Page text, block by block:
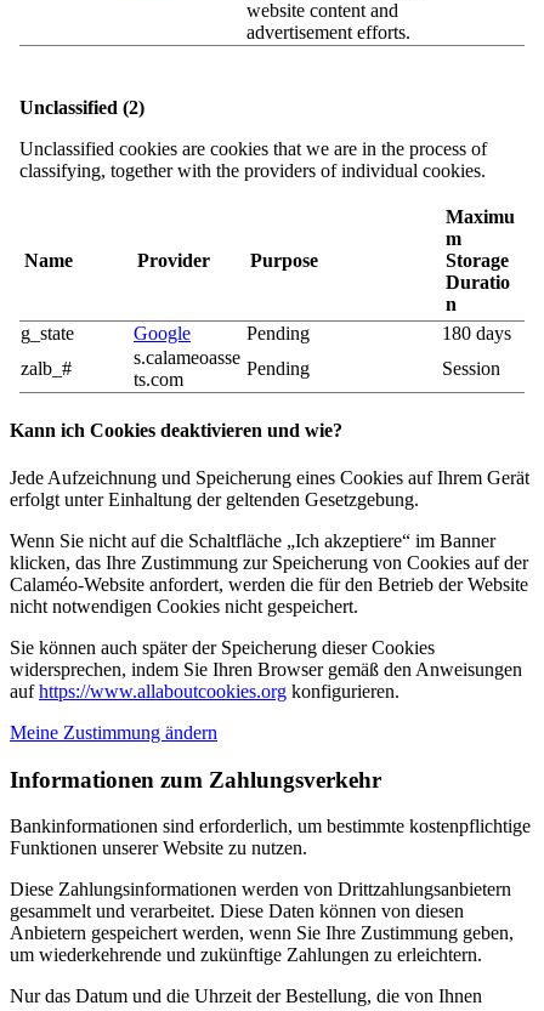
website content and
advertisement efforts.
Unclassified (2)
Unclassified cookies are cookies that we are in the process of
classifying, together with the providers of individual cookies.
Name Provider Purpose
Maximu
m
Storage
Duratio
n
g_state
Google Pending
180 days
zalb_#
s.calameoasse
ts.com
Pending Session
Kann ich Cookies deaktivieren und wie?
Jede Aufzeichnung und Speicherung eines Cookies auf Ihrem Gerät
erfolgt unter Einhaltung der geltenden Gesetzgebung.
Wenn Sie nicht auf die Schaltfläche „Ich akzeptiere“ im Banner
klicken, das Ihre Zustimmung zur Speicherung von Cookies auf der
Calaméo-Website anfordert, werden die für den Betrieb der Website
nicht notwendigen Cookies nicht gespeichert.
Sie können auch später der Speicherung dieser Cookies
widersprechen, indem Sie Ihren Browser gemäß den Anweisungen
aufhttps://www.allaboutcookies.org konfigurieren.
Meine Zustimmung ändern
Informationen zum Zahlungsverkehr
Bankinformationen sind erforderlich, um bestimmte kostenpflichtige
Funktionen unserer Website zu nutzen.
Diese Zahlungsinformationen werden von Drittzahlungsanbietern
gesammelt und verarbeitet. Diese Daten können von diesen
Anbietern gespeichert werden, wenn Sie Ihre Zustimmung geben,
um wiederkehrende und zukünftige Zahlungen zu erleichtern.
Nur das Datum und die Uhrzeit der Bestellung, die von Ihnen